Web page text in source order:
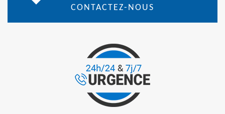
CONTACTEZ-NOUS